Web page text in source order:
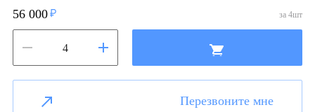
56 000 за 4шт
Перезвоните мне